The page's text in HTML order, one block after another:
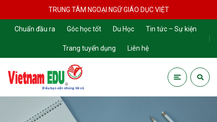
TRUNG TÂM NGOẠI NGỮ GIÁO DỤC VIỆT
Chuẩn đầu ra Góc học tốt Du Học Tin tức – Sự kiện
Trang tuyển dụng Liên hệ